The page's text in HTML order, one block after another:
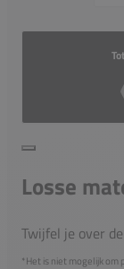
Losse
Twijfel je over
*Het is niet mogelijk